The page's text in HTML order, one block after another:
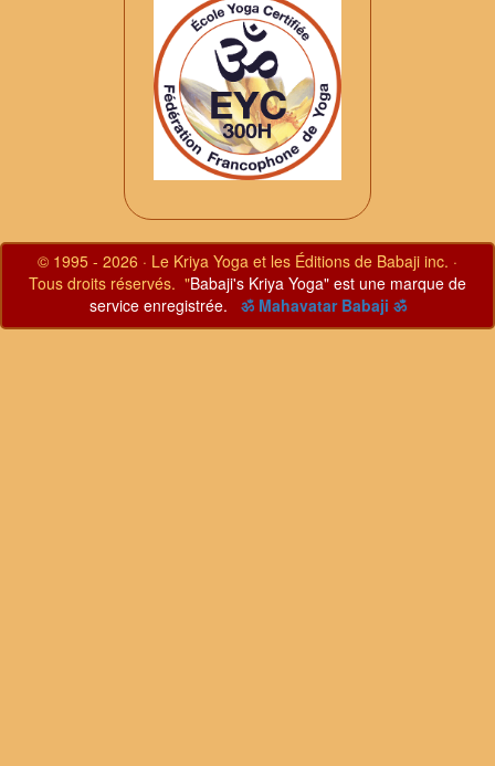
© 1995 - 2026 · Le Kriya Yoga et les Éditions de Babaji inc. ·
Tous droits réservés. "Babaji's Kriya Yoga" est une marque de
service enregistrée.
ॐ Mahavatar Babaji ॐ